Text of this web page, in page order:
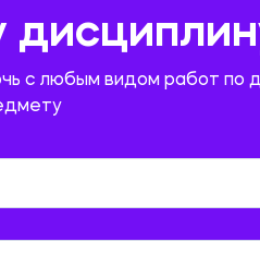
с любым видом работ по